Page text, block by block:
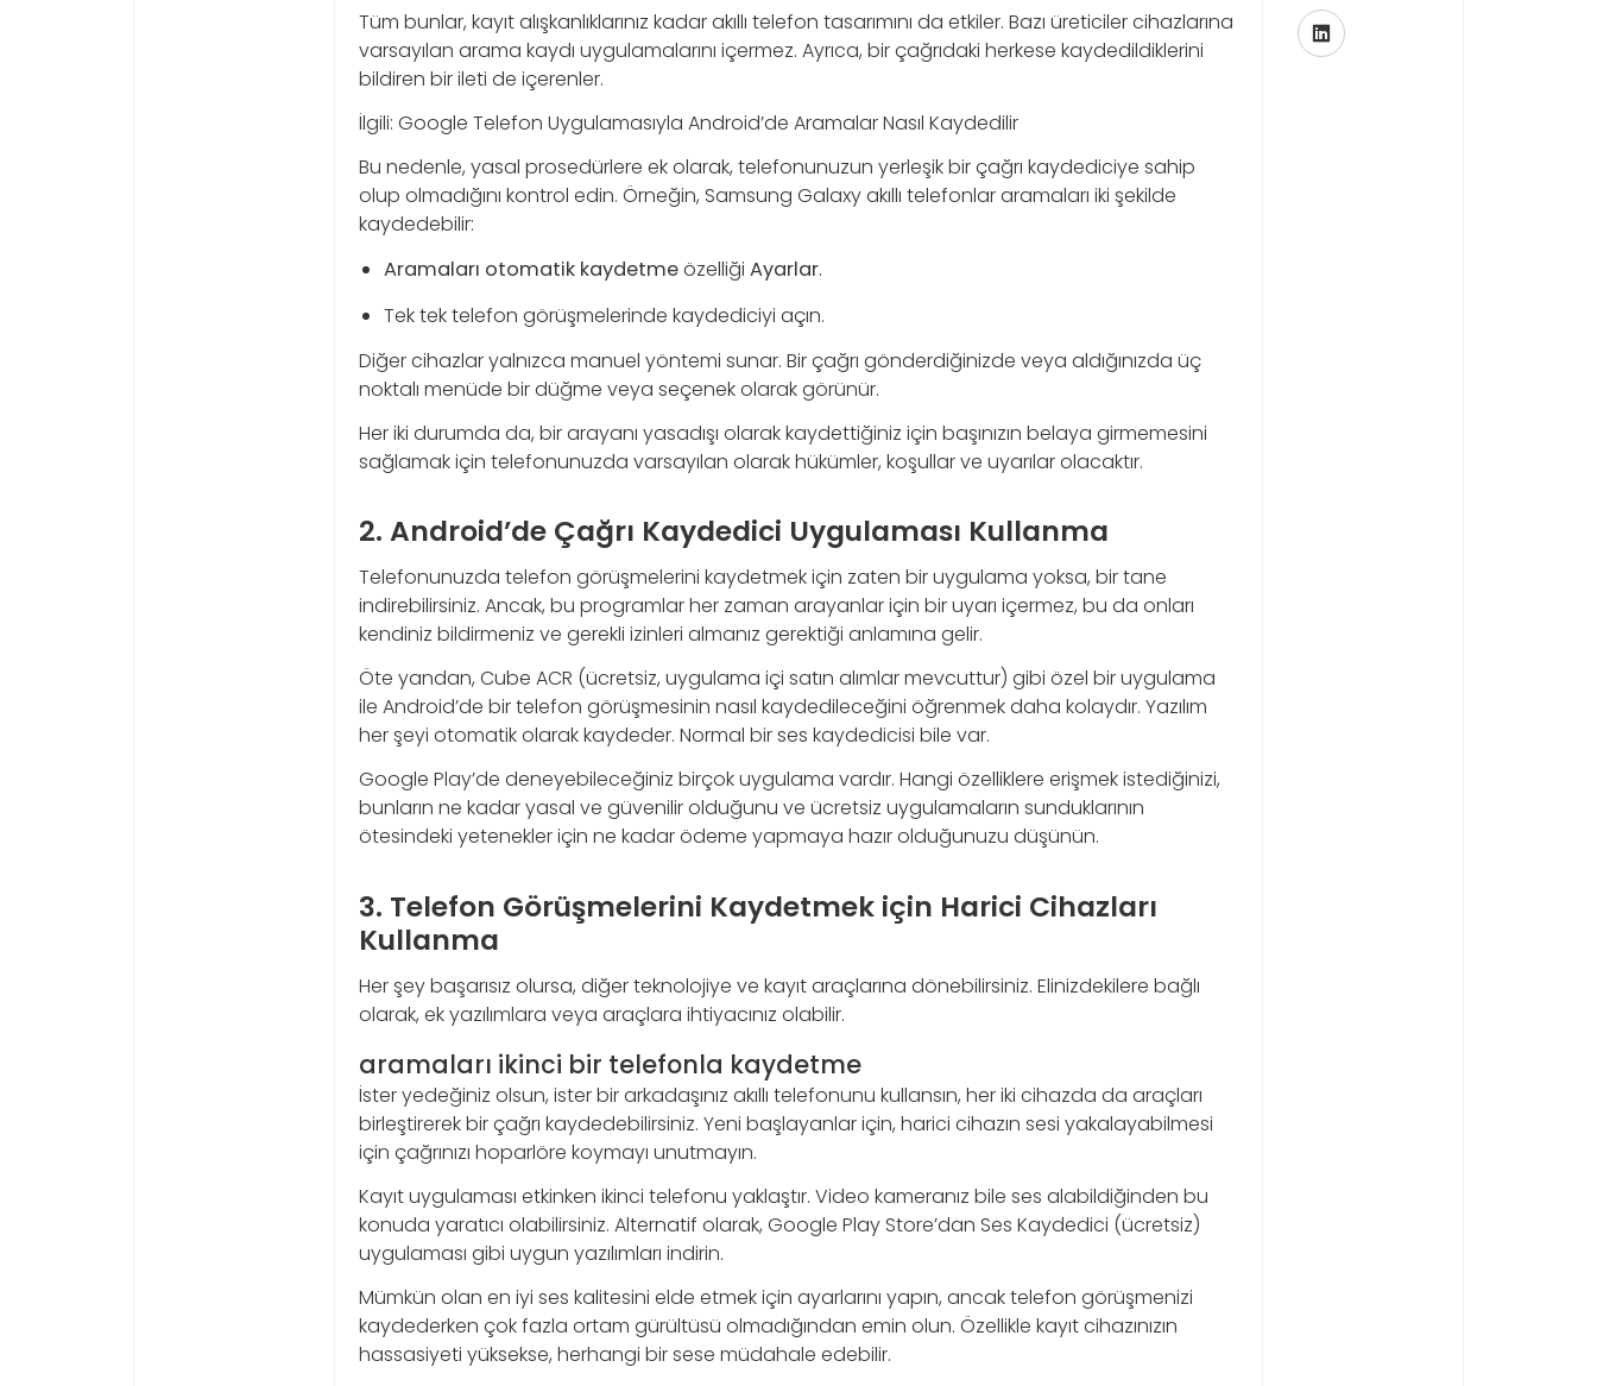
Tüm bunlar, kayıt alışkanlıklarınız kadar akıllı telefon tasarımını da etkiler. Bazı üreticiler cihazlarına
varsayılan arama kaydı uygulamalarını içermez. Ayrıca, bir çağrıdaki herkese kaydedildiklerini
bildiren bir ileti de içerenler.
İlgili: Google Telefon Uygulamasıyla Android’de Aramalar Nasıl Kaydedilir
Bu nedenle, yasal prosedürlere ek olarak, telefonunuzun yerleşik bir çağrı kaydediciye sahip
olup olmadığını kontrol edin. Örneğin, Samsung Galaxy akıllı telefonlar aramaları iki şekilde
kaydedebilir:
Aramaları otomatik kaydetmeözelliği Ayarlar.
Tek tek telefon görüşmelerinde kaydediciyi açın.
Diğer cihazlar yalnızca manuel yöntemi sunar. Bir çağrı gönderdiğinizde veya aldığınızda üç
noktalı menüde bir düğme veya seçenek olarak görünür.
Her iki durumda da, bir arayanı yasadışı olarak kaydettiğiniz için başınızın belaya girmemesini
sağlamak için telefonunuzda varsayılan olarak hükümler, koşullar ve uyarılar olacaktır.
2. Android’de Çağrı Kaydedici Uygulaması Kullanma
Telefonunuzda telefon görüşmelerini kaydetmek için zaten bir uygulama yoksa, bir tane
indirebilirsiniz. Ancak, bu programlar her zaman arayanlar için bir uyarı içermez, bu da onları
kendiniz bildirmeniz ve gerekli izinleri almanız gerektiği anlamına gelir.
Öte yandan, Cube ACR (ücretsiz, uygulama içi satın alımlar mevcuttur) gibi özel bir uygulama
ile Android’de bir telefon görüşmesinin nasıl kaydedileceğini öğrenmek daha kolaydır. Yazılım
her şeyi otomatik olarak kaydeder. Normal bir ses kaydedicisi bile var.
Google Play’de deneyebileceğiniz birçok uygulama vardır. Hangi özelliklere erişmek istediğinizi,
bunların ne kadar yasal ve güvenilir olduğunu ve ücretsiz uygulamaların sunduklarının
ötesindeki yetenekler için ne kadar ödeme yapmaya hazır olduğunuzu düşünün.
3. Telefon Görüşmelerini Kaydetmek için Harici Cihazları
Kullanma
Her şey başarısız olursa, diğer teknolojiye ve kayıt araçlarına dönebilirsiniz. Elinizdekilere bağlı
olarak, ek yazılımlara veya araçlara ihtiyacınız olabilir.
aramaları ikinci bir telefonla kaydetme
İster yedeğiniz olsun, ister bir arkadaşınız akıllı telefonunu kullansın, her iki cihazda da araçları
birleştirerek bir çağrı kaydedebilirsiniz. Yeni başlayanlar için, harici cihazın sesi yakalayabilmesi
için çağrınızı hoparlöre koymayı unutmayın.
Kayıt uygulaması etkinken ikinci telefonu yaklaştır. Video kameranız bile ses alabildiğinden bu
konuda yaratıcı olabilirsiniz. Alternatif olarak, Google Play Store’dan Ses Kaydedici (ücretsiz)
uygulaması gibi uygun yazılımları indirin.
Mümkün olan en iyi ses kalitesini elde etmek için ayarlarını yapın, ancak telefon görüşmenizi
kaydederken çok fazla ortam gürültüsü olmadığından emin olun. Özellikle kayıt cihazınızın
hassasiyeti yüksekse, herhangi bir sese müdahale edebilir.